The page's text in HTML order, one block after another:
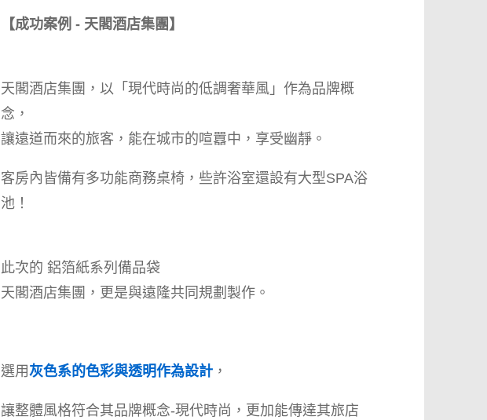
【成功案例 - 天閣酒店集團】
天閣酒店集團，以「現代時尚的低調奢華風」作為品牌概
念，
讓遠道而來的旅客，能在城市的喧囂中，享受幽靜。
客房內皆備有多功能商務桌椅，些許浴室還設有大型SPA浴
池！
此次的 鋁箔紙系列備品袋
天閣酒店集團，更是與遠隆共同規劃製作。
選用灰色系的色彩與透明作為設計 ，
讓整體風格符合其品牌概念-現代時尚，更加能傳達其旅店